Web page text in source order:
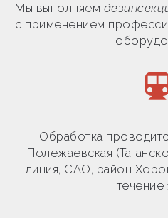
Мы выполняем
с применением
Обработка
Полежаевская
линия, САО, район
течение